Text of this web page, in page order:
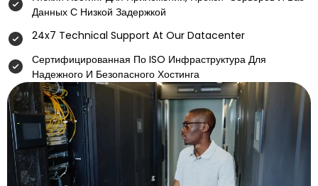
Данных С Низкой Задержкой
24x7 Technical Support At Our Datacenter
Сертифицированная По ISO Инфраструктура Для
Надежного И Безопасного Хостинга